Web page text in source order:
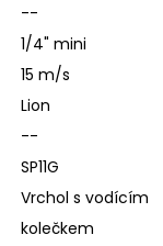
--
1/4" mini
15 m/s
Lion
--
SP11G
Vrchol s vodícím
kolečkem